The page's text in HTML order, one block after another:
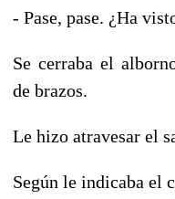
- Pase, pase. ¿Ha
Se cerraba el
de brazos.
Le hizo atravesar el
Según le indicaba el